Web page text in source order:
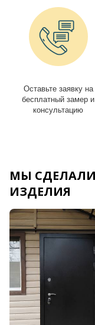
Оставьте заявку на
бесплатный замер и
консультацию
МЫ
ИЗДЕЛИЯ